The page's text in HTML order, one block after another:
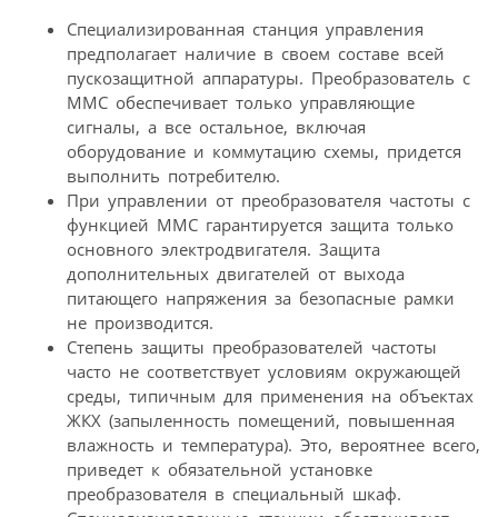
Специализированная станция управления
предполагает наличие в своем составе всей
пускозащитной аппаратуры. Преобразователь с
MMC обеспечивает только управляющие
сигналы, а все остальное, включая
оборудование и коммутацию схемы, придется
выполнить потребителю.
При управлении от преобразователя частоты с
функцией MMC гарантируется защита только
основного электродвигателя. Защита
дополнительных двигателей от выхода
питающего напряжения за безопасные рамки
не производится.
Степень защиты преобразователей частоты
часто не соответствует условиям окружающей
среды, типичным для применения на объектах
ЖКХ (запыленность помещений, повышенная
влажность и температура). Это, вероятнее всего,
приведет к обязательной установке
преобразователя в специальный шкаф.